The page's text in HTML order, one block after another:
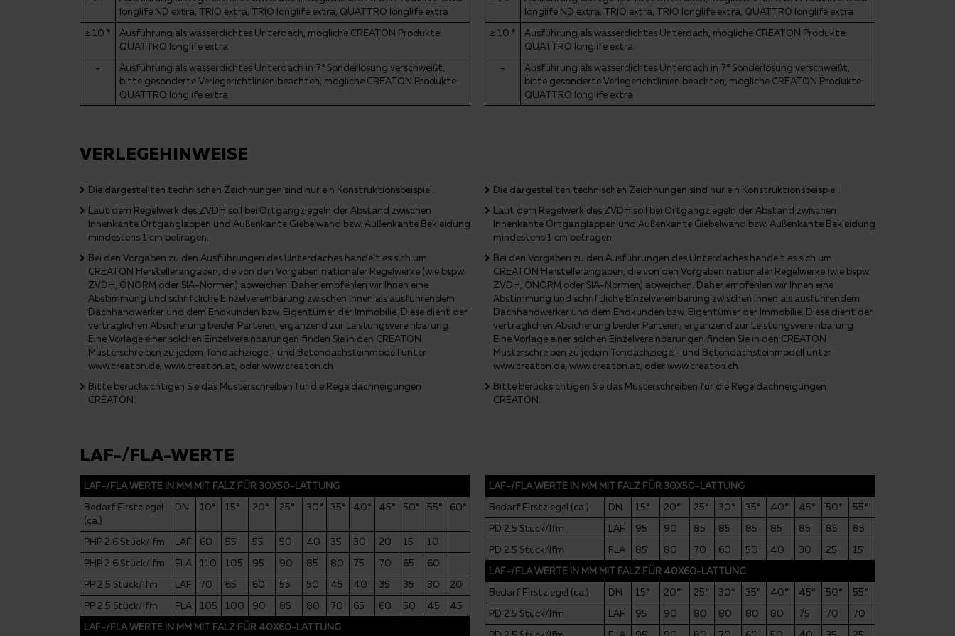
longlife ND extra, TRIO extra, TRIO longlife extra, QUATTRO longlife extra
≥ 10 °
Ausführung als wasserdichtes Unterdach, mögliche CREATON Produkte:
QUATTRO longlife extra
-
Ausführung als wasserdichtes Unterdach in 7° Sonderlösung verschweißt,
bitte gesonderte Verlegerichtlinien beachten, mögliche CREATON Produkte:
QUATTRO longlife extra
longlife ND extra, TRIO extra, TRIO longlife extra, QUATTRO longlife extra
≥ 10 °
Ausführung als wasserdichtes Unterdach, mögliche CREATON Produkte:
QUATTRO longlife extra
-
Ausführung als wasserdichtes Unterdach in 7° Sonderlösung verschweißt,
bitte gesonderte Verlegerichtlinien beachten, mögliche CREATON Produkte:
QUATTRO longlife extra
VERLEGEHINWEISE
Die dargestellten technischen Zeichnungen sind nur ein Konstruktionsbeispiel.
Laut dem Regelwerk des ZVDH soll bei Ortgangziegeln der Abstand zwischen
Innenkante Ortganglappen und Außenkante Giebelwand bzw. Außenkante Bekleidung
mindestens 1 cm betragen.
Bei den Vorgaben zu den Ausführungen des Unterdaches handelt es sich um
CREATON Herstellerangaben, die von den Vorgaben nationaler Regelwerke (wie bspw.
ZVDH, ÖNORM oder SIA-Normen) abweichen. Daher empfehlen wir Ihnen eine
Abstimmung und schriftliche Einzelvereinbarung zwischen Ihnen als ausführendem
Dachhandwerker und dem Endkunden bzw. Eigentümer der Immobilie. Diese dient der
vertraglichen Absicherung beider Parteien, ergänzend zur Leistungsvereinbarung.
Eine Vorlage einer solchen Einzelvereinbarungen finden Sie in den CREATON
Musterschreiben zu jedem Tondachziegel- und Betondachsteinmodell unter
www.creaton.de, www.creaton.at, oder www.creaton.ch
Bitte berücksichtigen Sie das Musterschreiben für die Regeldachneigungen
CREATON.
Die dargestellten technischen Zeichnungen sind nur ein Konstruktionsbeispiel.
Laut dem Regelwerk des ZVDH soll bei Ortgangziegeln der Abstand zwischen
Innenkante Ortganglappen und Außenkante Giebelwand bzw. Außenkante Bekleidung
mindestens 1 cm betragen.
Bei den Vorgaben zu den Ausführungen des Unterdaches handelt es sich um
CREATON Herstellerangaben, die von den Vorgaben nationaler Regelwerke (wie bspw.
ZVDH, ÖNORM oder SIA-Normen) abweichen. Daher empfehlen wir Ihnen eine
Abstimmung und schriftliche Einzelvereinbarung zwischen Ihnen als ausführendem
Dachhandwerker und dem Endkunden bzw. Eigentümer der Immobilie. Diese dient der
vertraglichen Absicherung beider Parteien, ergänzend zur Leistungsvereinbarung.
Eine Vorlage einer solchen Einzelvereinbarungen finden Sie in den CREATON
Musterschreiben zu jedem Tondachziegel- und Betondachsteinmodell unter
www.creaton.de, www.creaton.at, oder www.creaton.ch
Bitte berücksichtigen Sie das Musterschreiben für die Regeldachneigungen
CREATON.
LAF-/FLA-WERTE
LAF-/FLA WERTE IN MM MIT FALZ FÜR 30X50-LATTUNG
Bedarf Firstziegel
(ca.)
DN 10° 15° 20° 25° 30° 35° 40° 45° 50° 55° 60°
PHP 2.6 Stück/lfm LAF 60 55 55 50 40 35 30 20 15
10
PHP 2.6 Stück/lfm
FLA 110 105 95 90 85 80 75 70 65
60
PP 2.5 Stück/lfm
LAF 70 65 60 55 50 45 40 35 35 30
20
PP 2.5 Stück/lfm
FLA 105 100 90 85 80 70 65 60 50 45
45
LAF-/FLA WERTE IN MM MIT FALZ FÜR 40X60-LATTUNG
LAF-/FLA WERTE IN MM MIT FALZ FÜR 30X50-LATTUNG
Bedarf Firstziegel (ca.)
DN 15° 20° 25° 30° 35° 40° 45° 50°
55°
PD 2.5 Stück/lfm
LAF 95 90 85 85 85 85 85 85
85
PD 2.5 Stück/lfm
FLA 85 80 70 60 50 40 30 25
15
LAF-/FLA WERTE IN MM MIT FALZ FÜR 40X60-LATTUNG
Bedarf Firstziegel (ca.)
DN 15° 20° 25° 30° 35° 40° 45° 50°
55°
PD 2.5 Stück/lfm
LAF 95 90 80 80 80 80 75 70
70